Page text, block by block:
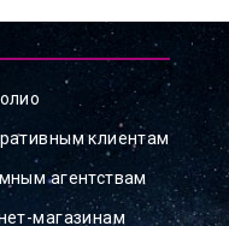
клиентам
агентствам
магазинам